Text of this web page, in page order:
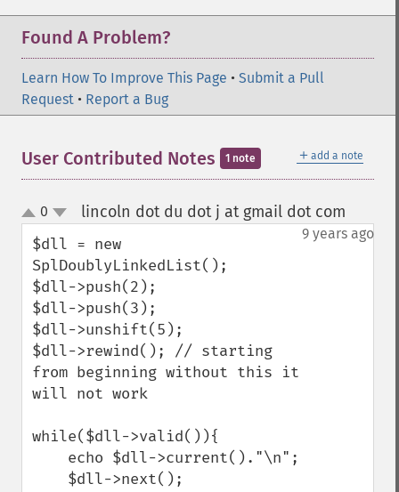
Found A Problem?
Learn How To Improve This Page • Submit a Pull
Request • Report a Bug
＋ add a note
User Contributed Notes 1 note
up
down
0 lincoln dot du dot j at gmail dot com
9 years ago
$dll = new
SplDoublyLinkedList();
$dll->push(2);
$dll->push(3);
$dll->unshift(5);
$dll->rewind(); // starting
from beginning without this it
will not work
while($dll->valid()){